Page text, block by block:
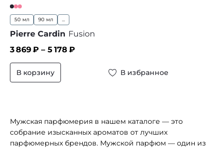
50 мл 90 мл ...
Pierre Cardin Fusion
3 869₽ – 5 178 ₽
В корзину В избранное
Мужская парфюмерия в нашем каталоге — это
собрание изысканных ароматов от лучших
парфюмерных брендов. Мужской парфюм — один из